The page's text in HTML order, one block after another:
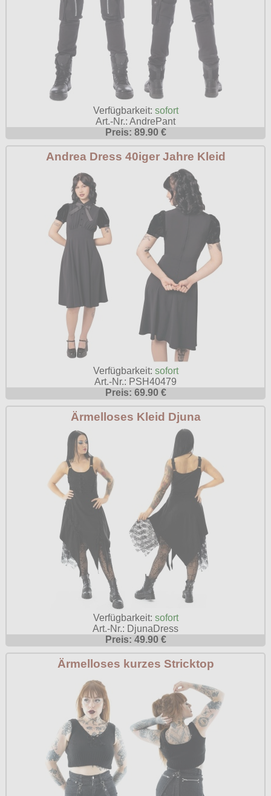
Verfügbarkeit: sofort
Art.-Nr.: AndrePant
Preis: 89.90 €
Andrea Dress 40iger Jahre Kleid
Verfügbarkeit: sofort
Art.-Nr.: PSH40479
Preis: 69.90 €
Ärmelloses Kleid Djuna
Verfügbarkeit: sofort
Art.-Nr.: DjunaDress
Preis: 49.90 €
Ärmelloses kurzes Stricktop